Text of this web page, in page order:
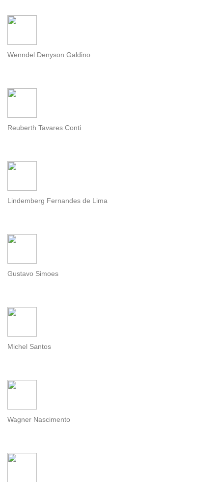
Wenndel Denyson Galdino
Reuberth Tavares Conti
Lindemberg Fernandes de Lima
Gustavo Simoes
Michel Santos
Wagner Nascimento